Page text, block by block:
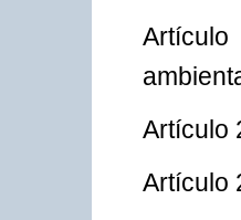
Artículo
Artículo